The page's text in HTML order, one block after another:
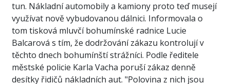
tun. Nákladní automobily a kamiony proto teď musejí
využívat nově vybudovanou dálnici. Informovala o
tom tisková mluvčí bohumínské radnice Lucie
Balcarová s tím, že dodržování zákazu kontrolují v
těchto dnech bohumínští strážníci. Podle ředitele
městské policie Karla Vacha poruší zákaz denně
desítky řidičů nákladních aut. "Polovina z nich jsou